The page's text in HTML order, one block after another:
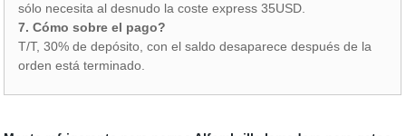
sólo necesita al desnudo la coste express 35USD.
7. Cómo sobre el pago?
T/T, 30% de depósito, con el saldo desaparece después de la
orden está terminado.